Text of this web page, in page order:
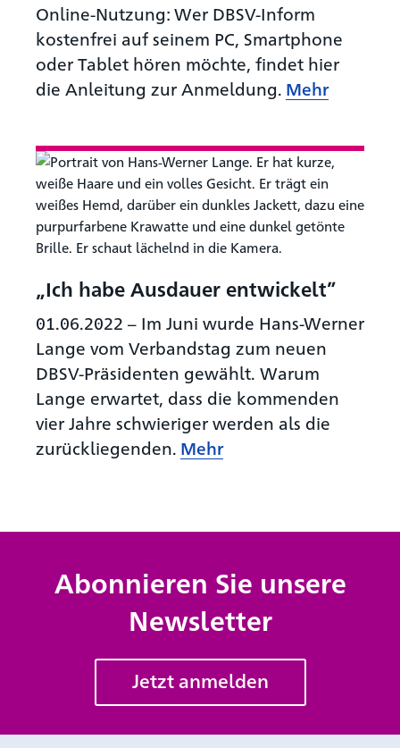
Online-Nutzung: Wer DBSV-Inform
kostenfrei auf seinem PC, Smartphone
oder Tablet hören möchte, findet hier
die Anleitung zur Anmeldung. Mehr
„Ich habe Ausdauer entwickelt”
01.06.2022 – Im Juni wurde Hans-Werner
Lange vom Verbandstag zum neuen
DBSV-Präsidenten gewählt. Warum
Lange erwartet, dass die kommenden
vier Jahre schwieriger werden als die
zurückliegenden. Mehr
Abonnieren Sie unsere
Newsletter
Jetzt anmelden